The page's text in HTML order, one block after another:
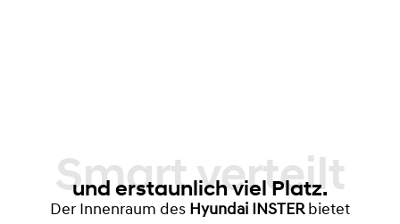
Smart verteilt
und erstaunlich viel Platz.
Der Innenraum des Hyundai INSTERbietet